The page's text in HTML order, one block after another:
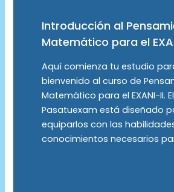
Introducción al
Matemático para el
Aquí comienza tu estudio
bienvenido al curso de
Matemático para el EXANI-II.
Pasatuexam está diseñado
equiparlos con las
conocimientos necesarios